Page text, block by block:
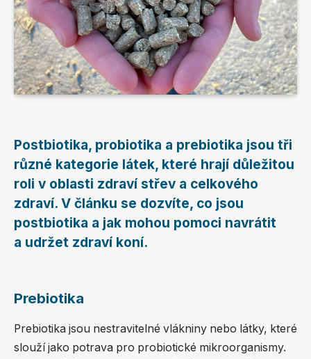
Postbiotika, probiotika a prebiotika jsou tři
různé kategorie látek, které hrají důležitou
roli v oblasti zdraví střev a celkového
zdraví. V článku se dozvíte, co jsou
postbiotika a jak mohou pomoci navrátit
a udržet zdraví koní.
Prebiotika
Prebiotika jsou nestravitelné vlákniny nebo látky, které
slouží jako potrava pro probiotické mikroorganismy.